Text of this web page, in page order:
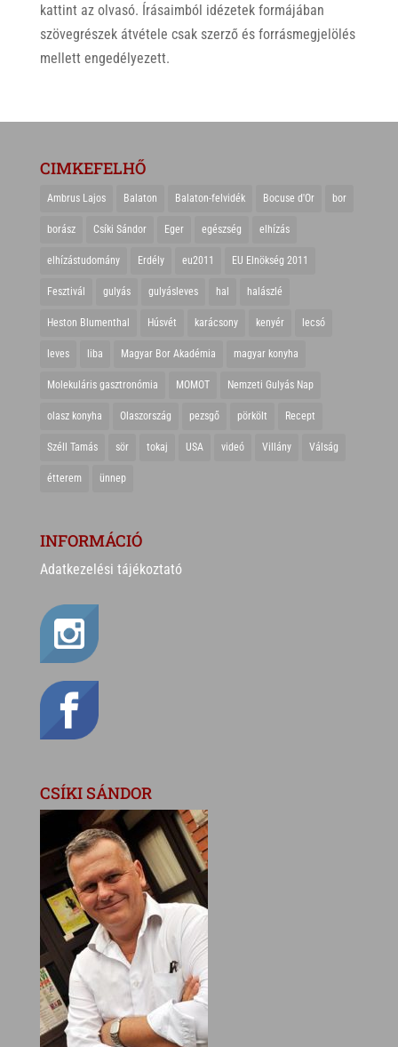
kattint az olvasó. Írásaimból idézetek formájában
szövegrészek átvétele csak szerző és forrásmegjelölés
mellett engedélyezett.
CIMKEFELHŐ
Ambrus Lajos Balaton Balaton-felvidék Bocuse d'Or bor
borász Csíki Sándor Eger egészség elhízás
elhízástudomány Erdély eu2011 EU Elnökség 2011
Fesztivál gulyás gulyásleves hal halászlé
Heston Blumenthal Húsvét karácsony kenyér lecsó
leves liba Magyar Bor Akadémia magyar konyha
Molekuláris gasztronómia MOMOT Nemzeti Gulyás Nap
olasz konyha Olaszország pezsgő pörkölt Recept
Széll Tamás sör tokaj USA videó Villány Válság
étterem ünnep
INFORMÁCIÓ
Adatkezelési tájékoztató
CSÍKI SÁNDOR